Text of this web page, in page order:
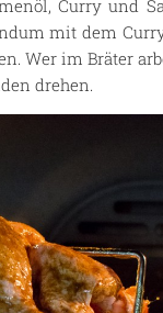
Curry
mit dem
Wer im Bräter
drehen.